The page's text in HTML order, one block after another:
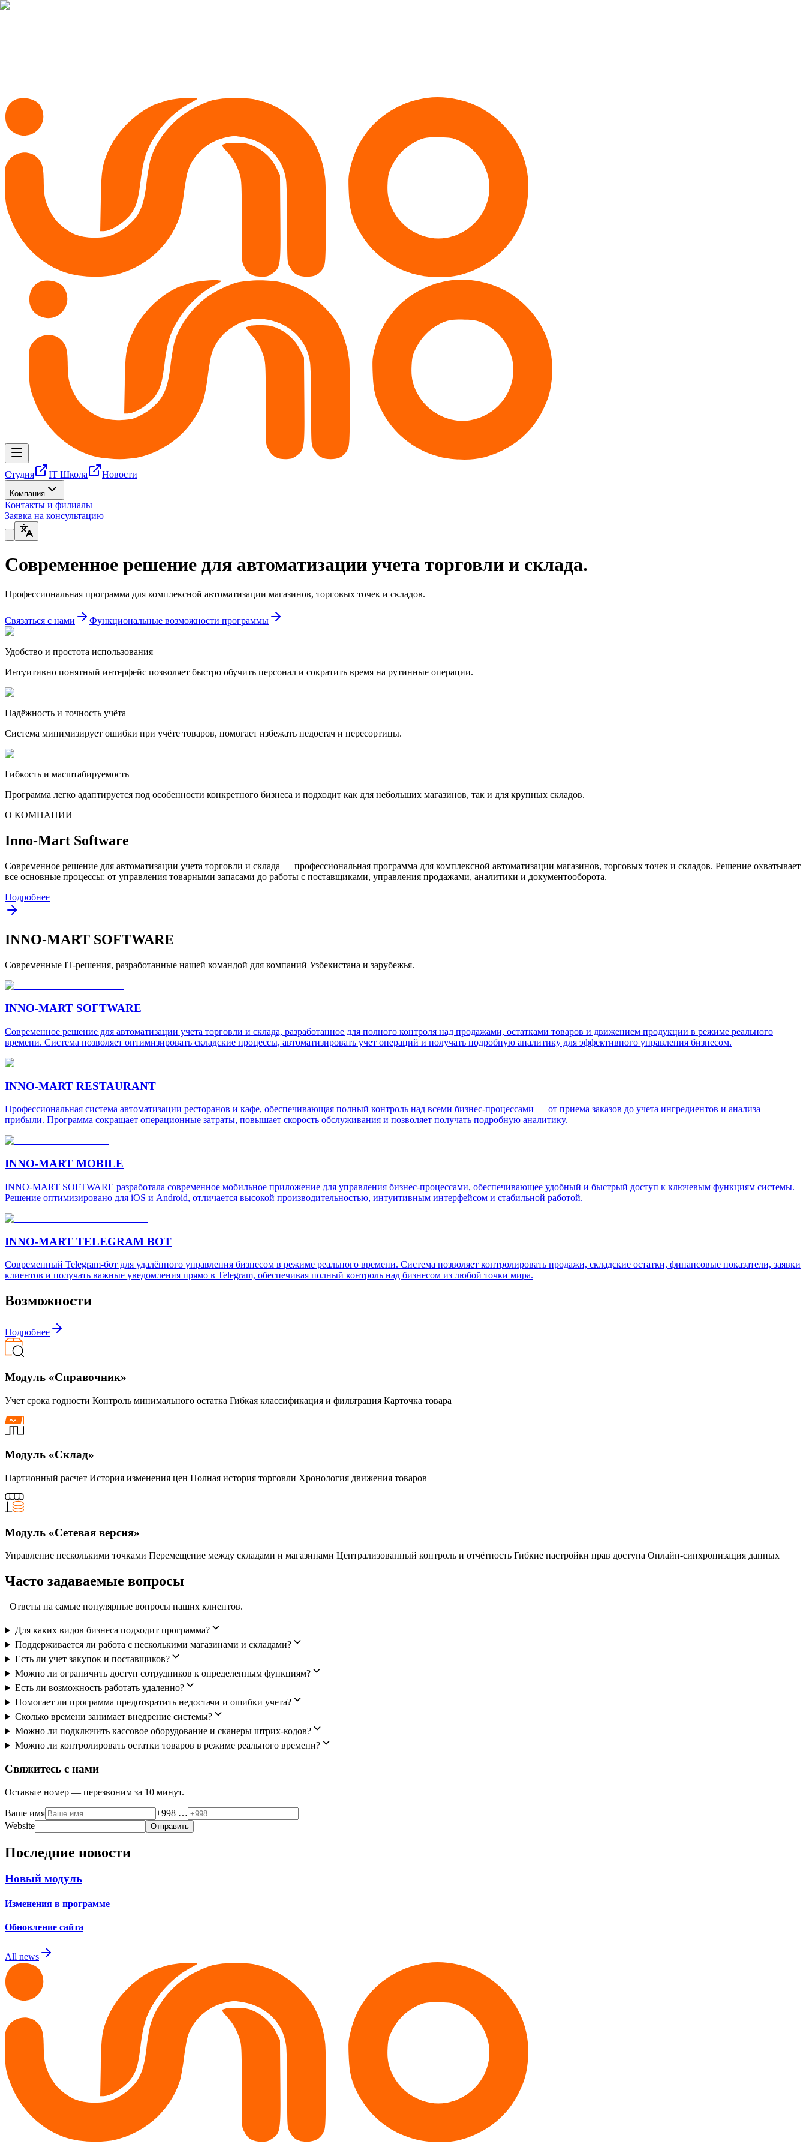
Студия IT Школа Новости
Компания
Контакты и филиалы
Заявка на консультацию
Современное решение для автоматизации учета торговли и склада.
Профессиональная программа для комплексной автоматизации магазинов, торговых точек и складов.
Связаться с нами Функциональные возможности программы
Удобство и простота использования
Интуитивно понятный интерфейс позволяет быстро обучить персонал и сократить время на рутинные операции.
Надёжность и точность учёта
Система минимизирует ошибки при учёте товаров, помогает избежать недостач и пересортицы.
Гибкость и масштабируемость
Программа легко адаптируется под особенности конкретного бизнеса и подходит как для небольших магазинов, так и для крупных складов.
О КОМПАНИИ
Inno-Mart Software
Современное решение для автоматизации учета торговли и склада — профессиональная программа для комплексной автоматизации магазинов, торговых точек и складов. Решение охватывает
все основные процессы: от управления товарными запасами до работы с поставщиками, управления продажами, аналитики и документооборота.
Подробнее
INNO-MART SOFTWARE
Современные IT-решения, разработанные нашей командой для компаний Узбекистана и зарубежья.
INNO-MART SOFTWARE
Современное решение для автоматизации учета торговли и склада, разработанное для полного контроля над продажами, остатками товаров и движением продукции в режиме реального
времени. Система позволяет оптимизировать складские процессы, автоматизировать учет операций и получать подробную аналитику для эффективного управления бизнесом.
INNO-MART RESTAURANT
Профессиональная система автоматизации ресторанов и кафе, обеспечивающая полный контроль над всеми бизнес-процессами — от приема заказов до учета ингредиентов и анализа
прибыли. Программа сокращает операционные затраты, повышает скорость обслуживания и позволяет получать подробную аналитику.
INNO-MART MOBILE
INNO-MART SOFTWARE разработала современное мобильное приложение для управления бизнес-процессами, обеспечивающее удобный и быстрый доступ к ключевым функциям системы.
Решение оптимизировано для iOS и Android, отличается высокой производительностью, интуитивным интерфейсом и стабильной работой.
INNO-MART TELEGRAM BOT
Современный Telegram-бот для удалённого управления бизнесом в режиме реального времени. Система позволяет контролировать продажи, складские остатки, финансовые показатели, заявки
клиентов и получать важные уведомления прямо в Telegram, обеспечивая полный контроль над бизнесом из любой точки мира.
Возможности
Подробнее
Модуль «Справочник»
Учет срока годности Контроль минимального остатка Гибкая классификация и фильтрация Карточка товара
Модуль «Склад»
Партионный расчет История изменения цен Полная история торговли Хронология движения товаров
Модуль «Сетевая версия»
Управление несколькими точками Перемещение между складами и магазинами Централизованный контроль и отчётность Гибкие настройки прав доступа Онлайн-синхронизация данных
Часто задаваемые вопросы
Ответы на самые популярные вопросы наших клиентов.
Для каких видов бизнеса подходит программа?
Поддерживается ли работа с несколькими магазинами и складами?
Есть ли учет закупок и поставщиков?
Можно ли ограничить доступ сотрудников к определенным функциям?
Есть ли возможность работать удаленно?
Помогает ли программа предотвратить недостачи и ошибки учета?
Сколько времени занимает внедрение системы?
Можно ли подключить кассовое оборудование и сканеры штрих-кодов?
Можно ли контролировать остатки товаров в режиме реального времени?
Свяжитесь с нами
Оставьте номер — перезвоним за 10 минут.
Ваше имя
+998 …
Website
Отправить
Последние новости
Новый модуль
Изменения в программе
Обновление сайта
All news